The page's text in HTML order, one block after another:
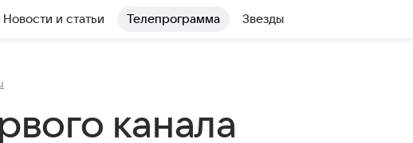
Новости и статьи Телепрограмма Звезды
канала